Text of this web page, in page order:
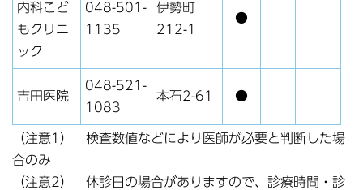
内科こど
もクリニ
ック
048-501-
1135
伊勢町
212-1
●
吉田医院
048-521-
1083
本石2-61 ●
（注意1） 検査数値などにより医師が必要と判断した場
合のみ
（注意2） 休診日の場合がありますので、診療時間・診